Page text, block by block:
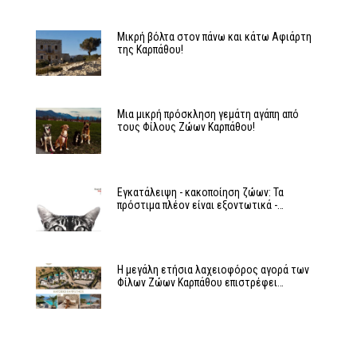
Μικρή βόλτα στον πάνω και κάτω Αφιάρτη
της Καρπάθου!
Μια μικρή πρόσκληση γεμάτη αγάπη από
τους Φίλους Ζώων Καρπάθου!
Εγκατάλειψη - κακοποίηση ζώων: Τα
πρόστιμα πλέον είναι εξοντωτικά -…
Η μεγάλη ετήσια λαχειοφόρος αγορά των
Φίλων Ζώων Καρπάθου επιστρέφει…